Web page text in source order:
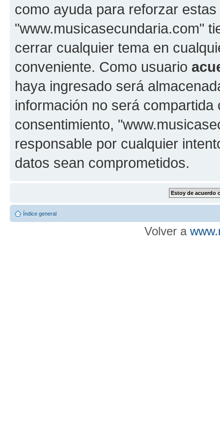
como ayuda para reforzar
"www.musicasecundaria.com"
cerrar cualquier tema en
conveniente. Como usuario
haya ingresado será
información no será
consentimiento,
responsable por cualquier
datos sean comprometidos.
Índice general
Volver a